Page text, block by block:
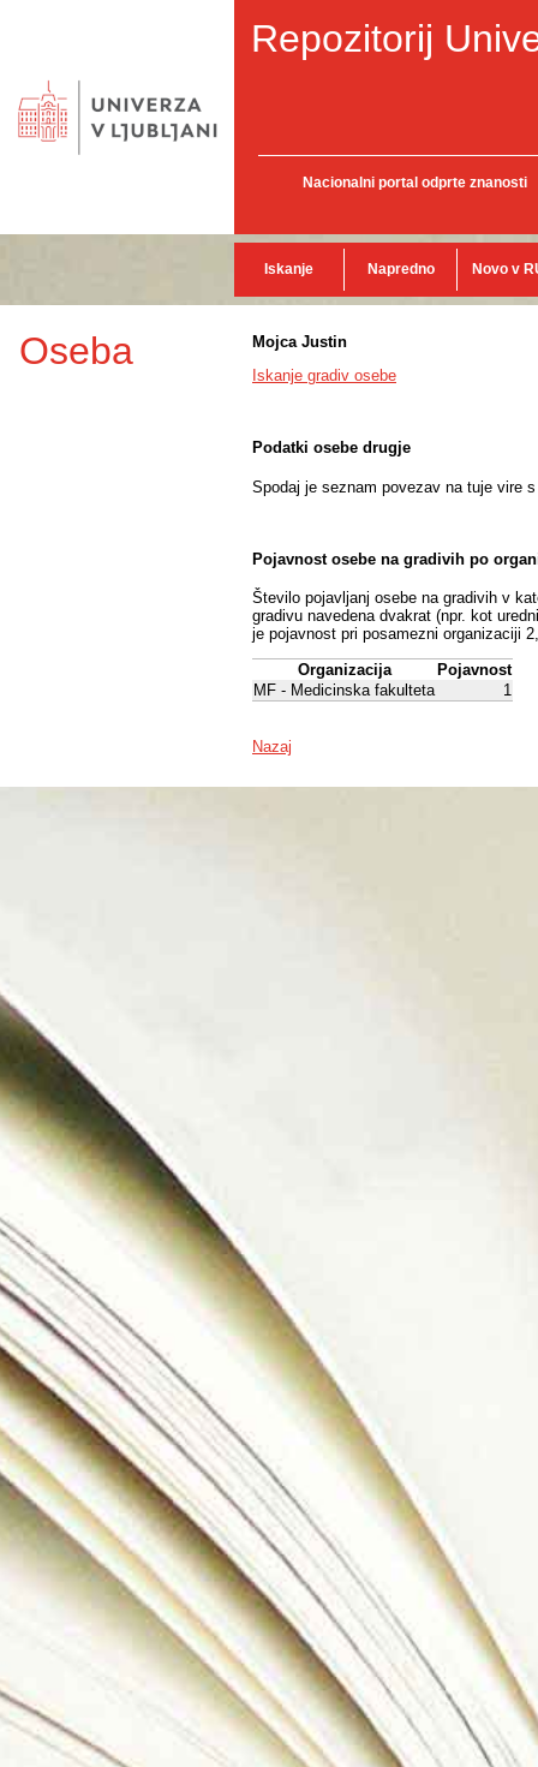
Repozitorij
Nacionalni portal odprte znanosti
Iskanje Napredno Novo v
Oseba
Mojca Justin
Iskanje gradiv osebe
Podatki osebe drugje
Spodaj je seznam povezav na tuje vire
Pojavnost osebe na gradivih po
Število pojavljanj osebe na gradivih v
gradivu navedena dvakrat (npr. kot
je pojavnost pri posamezni organizaciji
Organizacija
Pojavnost
MF - Medicinska fakulteta
1
Nazaj